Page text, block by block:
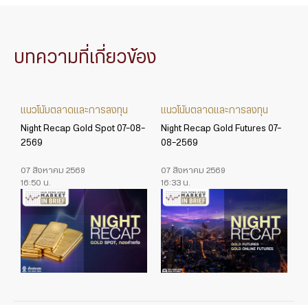
บทความที่เกี่ยวข้อง
แนวโน้มตลาดและการลงทุน
Night Recap Gold Spot 07-08-
2569
07 สิงหาคม 2569
16:50 น.
แนวโน้มตลาดและการลงทุน
Night Recap Gold Futures 07-
08-2569
07 สิงหาคม 2569
16:33 น.